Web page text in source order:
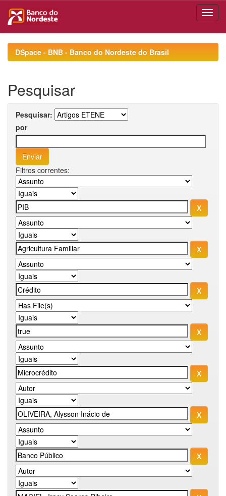
navigationDSpace - BNB - Banco do Nordeste do Brasil
Pesquisar
Pesquisar:
por
Filtros correntes: